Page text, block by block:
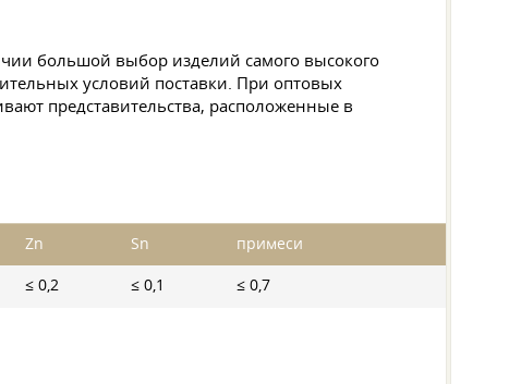
большой выбор изделий самого высокого
условий поставки. При оптовых
представительства, расположенные в
Zn Sn примеси
≤ 0,2 ≤ 0,1 ≤ 0,7